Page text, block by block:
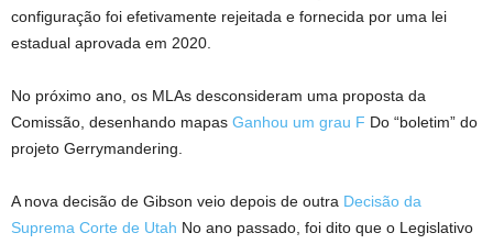
configuração foi efetivamente rejeitada e fornecida por uma lei
estadual aprovada em 2020.
No próximo ano, os MLAs desconsideram uma proposta da
Comissão, desenhando mapas Ganhou um grau F Do “boletim” do
projeto Gerrymandering.
A nova decisão de Gibson veio depois de outra Decisão da
Suprema Corte de Utah No ano passado, foi dito que o Legislativo